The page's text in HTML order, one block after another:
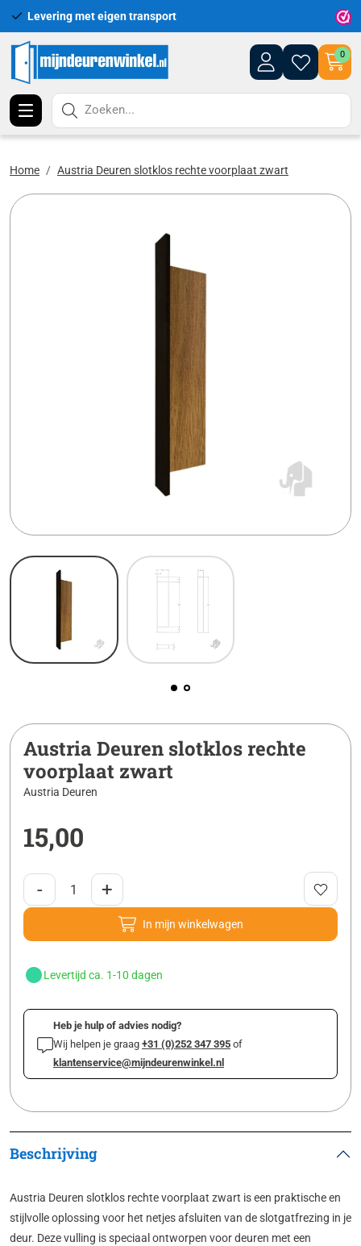
Levering met eigen transport
0
Zoeken...
Home Austria Deuren slotklos rechte voorplaat zwart
Austria Deuren slotklos rechte
voorplaat zwart
Austria Deuren
15,00
- +
In mijn winkelwagen
Levertijd ca. 1-10 dagen
Heb je hulp of advies nodig?
Wij helpen je graag +31 (0)252 347 395 of
klantenservice@mijndeurenwinkel.nl
Beschrijving
Austria Deuren slotklos rechte voorplaat zwart is een praktische en
stijlvolle oplossing voor het netjes afsluiten van de slotgatfrezing in je
deur. Deze vulling is speciaal ontworpen voor deuren met een